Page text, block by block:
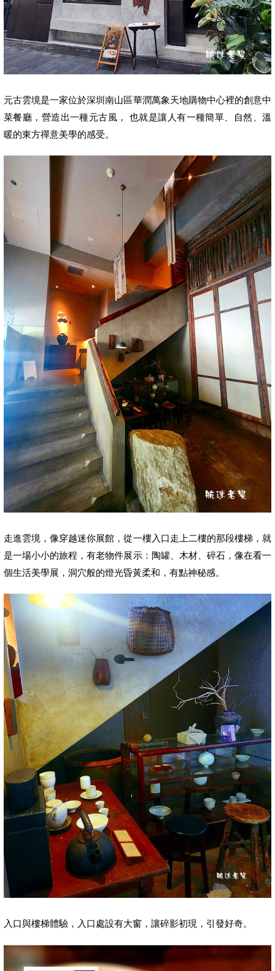
元古雲境是一家位於深圳南山區華潤萬象天地購物中心裡的創意中
菜餐廳，營造出一種元古風， 也就是讓人有一種簡單、自然、溫
暖的東方禪意美學的感受。
走進雲境，像穿越迷你展館，從一樓入口走上二樓的那段樓梯，就
是一場小小的旅程，有老物件展示：陶罐、木材、碎石，像在看一
個生活美學展， 洞穴般的燈光昏黃柔和，有點神秘感。
入口與樓梯體驗，入口處設有大窗，讓碎影初現，引發好奇。